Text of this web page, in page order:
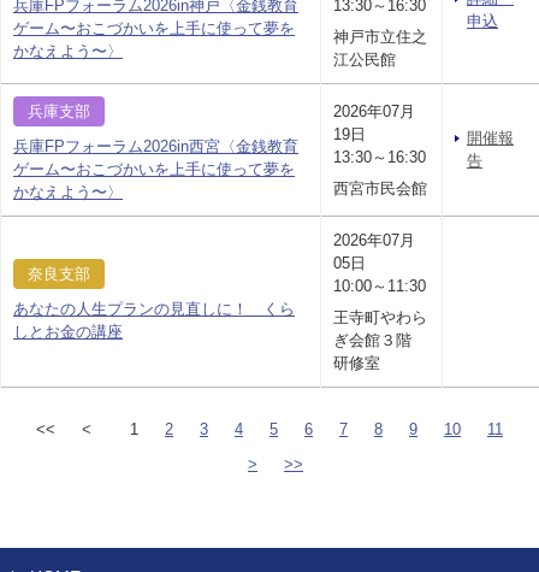
兵庫FPフォーラム2026in神戸〈金銭教育
ゲーム〜おこづかいを上手に使って夢を
かなえよう〜〉
13:30～16:30
神戸市立住之
江公民館
申込
兵庫支部
兵庫FPフォーラム2026in西宮〈金銭教育
ゲーム〜おこづかいを上手に使って夢を
かなえよう〜〉
2026年07月
19日
13:30～16:30
西宮市民会館
開催報
告
奈良支部
あなたの人生プランの見直しに！ くら
しとお金の講座
2026年07月
05日
10:00～11:30
王寺町やわら
ぎ会館３階
研修室
<< < 1 2 3 4 5 6 7 8 9 10
11
>
>>